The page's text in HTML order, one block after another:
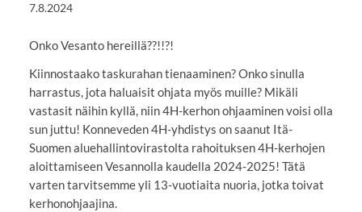
7.8.2024
Onko Vesanto hereillä??!!?!
Kiinnostaako taskurahan tienaaminen? Onko sinulla
harrastus, jota haluaisit ohjata myös muille? Mikäli
vastasit näihin kyllä, niin 4H-kerhon ohjaaminen voisi olla
sun juttu! Konneveden 4H-yhdistys on saanut Itä-
Suomen aluehallintovirastolta rahoituksen 4H-kerhojen
aloittamiseen Vesannolla kaudella 2024-2025! Tätä
varten tarvitsemme yli 13-vuotiaita nuoria, jotka toivat
kerhonohjaajina.